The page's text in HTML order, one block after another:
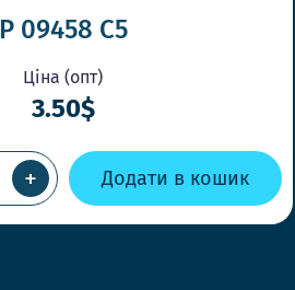
P 09458 C5
Ціна (опт)
3.50$
+ Додати в кошик